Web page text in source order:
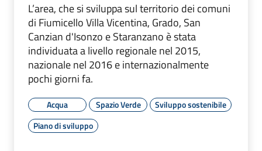
L’area, che si sviluppa sul territorio dei comuni
di Fiumicello Villa Vicentina, Grado, San
Canzian d'Isonzo e Staranzano è stata
individuata a livello regionale nel 2015,
nazionale nel 2016 e internazionalmente
pochi giorni fa.
Acqua Spazio Verde
Sviluppo sostenibile
Piano di sviluppo